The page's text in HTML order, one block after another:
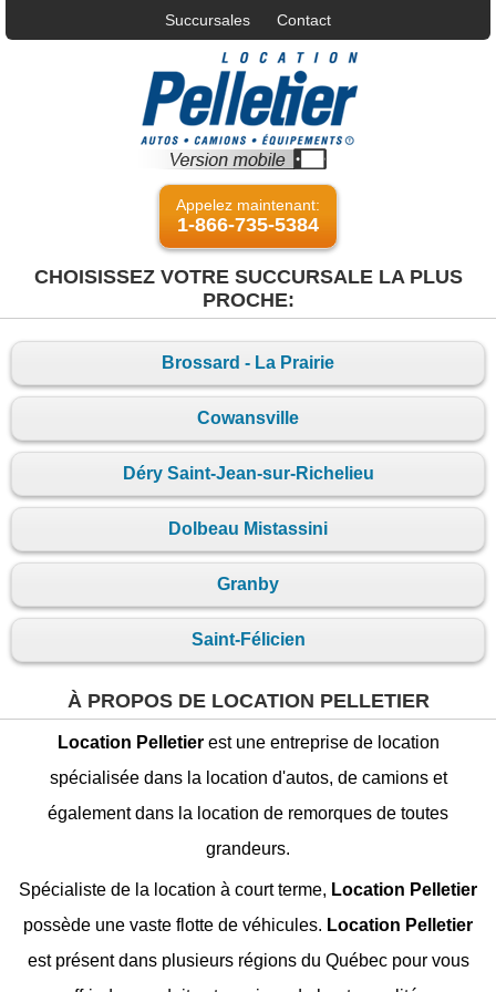
Succursales Contact
Appelez maintenant:
1-866-735-5384
CHOISISSEZ VOTRE SUCCURSALE LA PLUS
PROCHE:
Brossard - La Prairie
Cowansville
Déry Saint-Jean-sur-Richelieu
Dolbeau Mistassini
Granby
Saint-Félicien
À PROPOS DE LOCATION PELLETIER
Location Pelletierest une entreprise de location
spécialisée dans la location d'autos, de camions et
également dans la location de remorques de toutes
grandeurs.
Spécialiste de la location à court terme, Location Pelletier
possède une vaste flotte de véhicules. Location Pelletier
est présent dans plusieurs régions du Québec pour vous